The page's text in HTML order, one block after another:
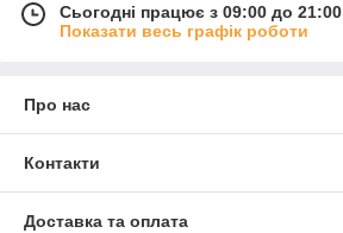
Сьогодні працює з 09:00 до 21:00
Показати весь графік роботи
Про нас
Контакти
Доставка та оплата